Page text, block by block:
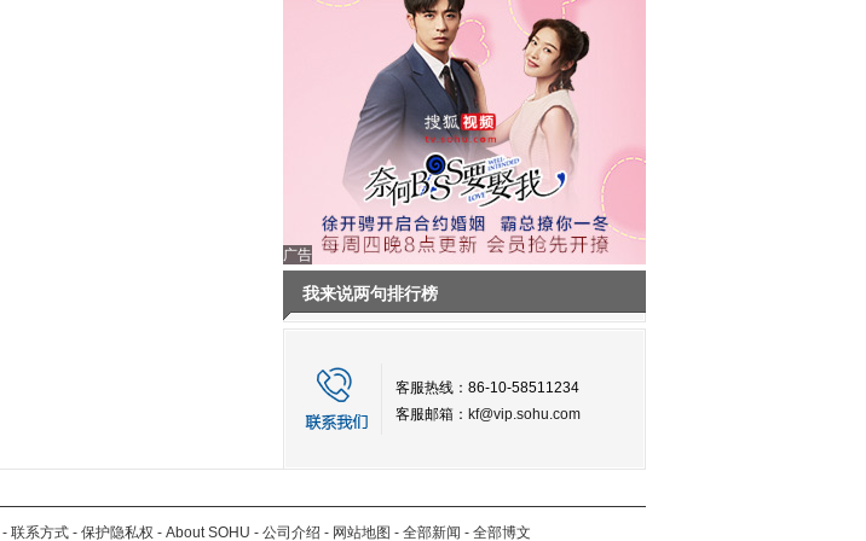
广告
我来说两句排行榜
客服热线：86-10-58511234
客服邮箱： kf@vip.sohu.com
- 联系方式 - 保护隐私权 - About SOHU - 公司介绍 - 网站地图 - 全部新闻 - 全部博文